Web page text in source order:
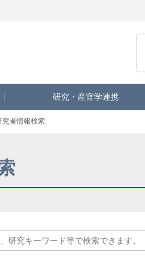
研究・産官学連携
究者情報検索